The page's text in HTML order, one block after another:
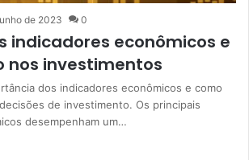
de 2023 0
indicadores econômicos e
nos investimentos
dos indicadores econômicos e como
de investimento. Os principais
desempenham um…